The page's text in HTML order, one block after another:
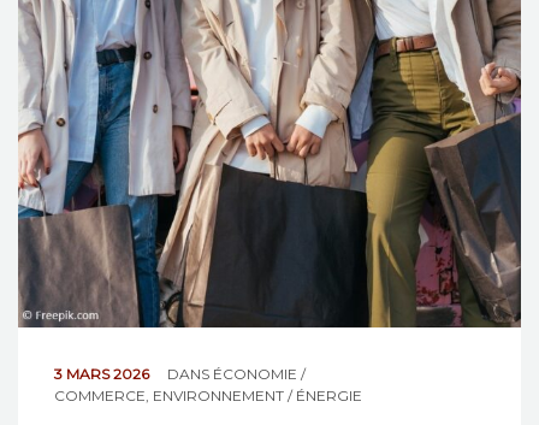
ACTUALITÉS
JURIDIQUE
LA CCA-GE
NOS ACTIONS
CONTACT
3 MARS 2026 DANS ÉCONOMIE /
COMMERCE, ENVIRONNEMENT / ÉNERGIE